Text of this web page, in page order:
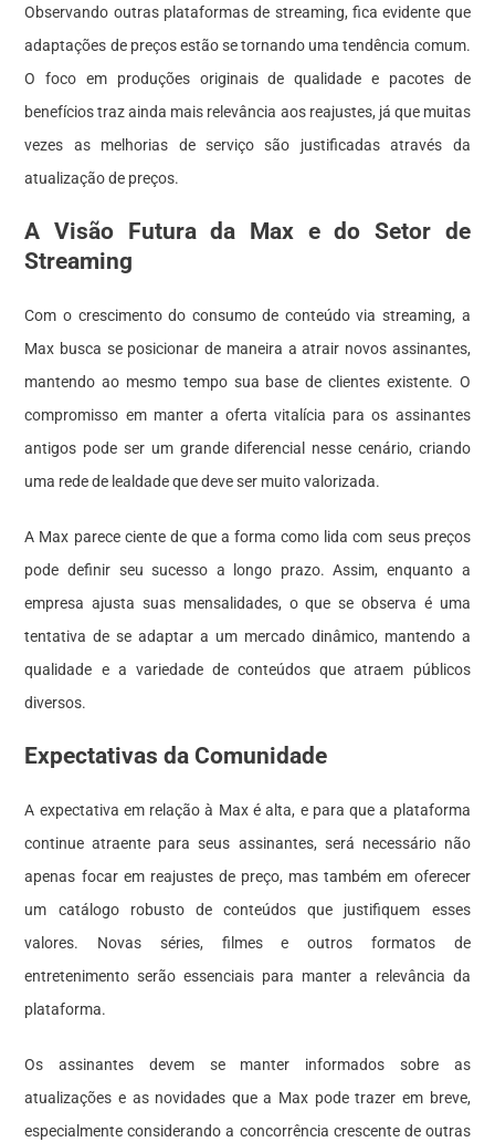
Observando outras plataformas de streaming, fica evidente que
adaptações de preços estão se tornando uma tendência comum.
O foco em produções originais de qualidade e pacotes de
benefícios traz ainda mais relevância aos reajustes, já que muitas
vezes as melhorias de serviço são justificadas através da
atualização de preços.
A Visão Futura da Max e do Setor de
Streaming
Com o crescimento do consumo de conteúdo via streaming, a
Max busca se posicionar de maneira a atrair novos assinantes,
mantendo ao mesmo tempo sua base de clientes existente. O
compromisso em manter a oferta vitalícia para os assinantes
antigos pode ser um grande diferencial nesse cenário, criando
uma rede de lealdade que deve ser muito valorizada.
A Max parece ciente de que a forma como lida com seus preços
pode definir seu sucesso a longo prazo. Assim, enquanto a
empresa ajusta suas mensalidades, o que se observa é uma
tentativa de se adaptar a um mercado dinâmico, mantendo a
qualidade e a variedade de conteúdos que atraem públicos
diversos.
Expectativas da Comunidade
A expectativa em relação à Max é alta, e para que a plataforma
continue atraente para seus assinantes, será necessário não
apenas focar em reajustes de preço, mas também em oferecer
um catálogo robusto de conteúdos que justifiquem esses
valores. Novas séries, filmes e outros formatos de
entretenimento serão essenciais para manter a relevância da
plataforma.
Os assinantes devem se manter informados sobre as
atualizações e as novidades que a Max pode trazer em breve,
especialmente considerando a concorrência crescente de outras